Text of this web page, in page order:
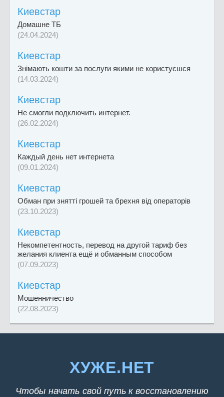
Киевстар
Домашне ТБ
(24.04.2024)
Киевстар
Знімають кошти за послуги якими не користуєшся
(14.03.2024)
Киевстар
Не смогли подключить интернет.
(26.02.2024)
Киевстар
Каждый день нет интернета
(09.01.2024)
Киевстар
Обман при знятті грошей та брехня від операторів
(23.10.2023)
Киевстар
Некомпетентность, перевод на другой тариф без
желания клиента ещё и обманным способом
(07.09.2023)
Киевстар
Мошенничество
(22.08.2023)
ХУЖЕ.НЕТ
Чтобы начать свой путь к восстановлению